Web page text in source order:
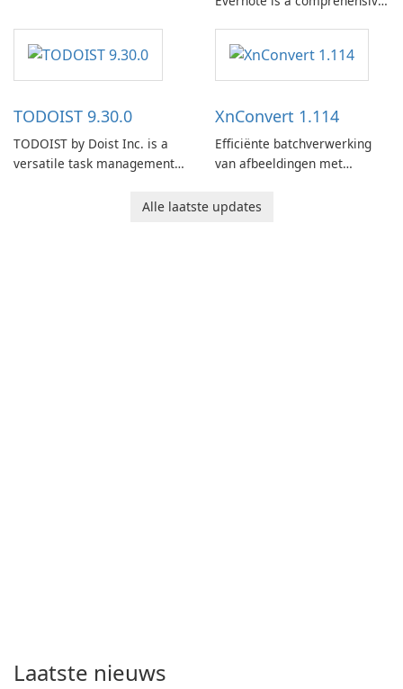
software designed to help
users capture, organize, and
access information across
TODOIST 9.30.0
TODOIST by Doist Inc. is a
versatile task management
XnConvert 1.114
Efficiënte batchverwerking
van afbeeldingen met
Alle laatste updates
Laatste nieuws